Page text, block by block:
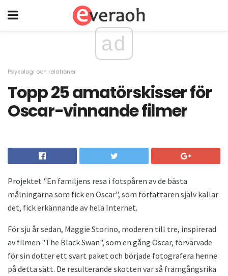
ad
Psykologi och relationer
Topp 25 amatörskisser för
Oscar-vinnande filmer
Projektet "En familjens resa i fotspåren av de bästa
målningarna som fick en Oscar", som författaren själv kallar
det, fick erkännande av hela Internet.
För sju år sedan, Maggie Storino, moderen till tre, inspirerad
av filmen "The Black Swan", som en gång Oscar, förvärvade
för sin dotter ett svart paket och började fotografera henne
på detta sätt. De resulterande skotten var så framgångsrika